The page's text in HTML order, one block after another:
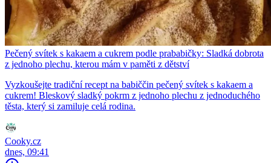
Pečený svítek s kakaem a cukrem podle prababičky: Sladká dobrota
z jednoho plechu, kterou mám v paměti z dětství
Vyzkoušejte tradiční recept na babiččin pečený svítek s kakaem a
cukrem! Bleskový sladký pokrm z jednoho plechu z jednoduchého
těsta, který si zamiluje celá rodina.
Cooky.cz
dnes, 09:41